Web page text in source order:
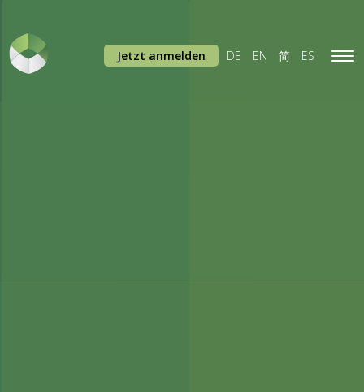
Jetzt anmelden DE EN 简 ES